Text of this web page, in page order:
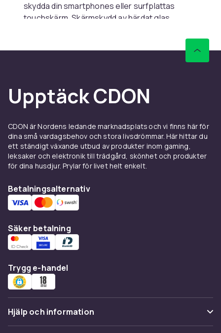
skydda din smartphones eller surfplattas
touchskärm. Skärmskydd av härdat glas
effektivt mot sprickor vid fallskador och repor
från nycklar och mynt i fickan. Bra skärmskydd
bildskärpan.
Skärmskydd för iPhone och Samsung Galaxy är
som är exakt anpassat till din specifika modell –
ett skärmskydd till iPhone 15 Pro passar inte
iPhone 14. Välj modeller med anti-
fingeravtrycksbeläggning för enklare
fett från fingrarna.
Typer av skärmskydd
Härdat glas (tempered glass) är det mest
populära och ger bäst skydd. Plastfilm (PET)
är tunnare och billigare men skyddar sämre
mot sprickor. Matte-skärmskydd minskar
bländning i solljus och ger en papperslknande
känsla som är populär bland notistagare.
Privacy-skärmskydd (sekretessfilter)
blockerar synen från sidorna.
Köpskärmskyddonline hos CDON. Se även
Upptäck CDON
CDON är Nordens ledande marknadsplats och vi finns här för
dina små vardagsbehov och stora livsdrömmar. Här hittar du
ett ständigt växande utbud av produkter inom gaming,
leksaker och elektronik till trädgård, skönhet och produkter
för dina husdjur. Prylar för livet helt enkelt.
Betalningsalternativ
Säker betalning
Trygg e-handel
Hjälp och information